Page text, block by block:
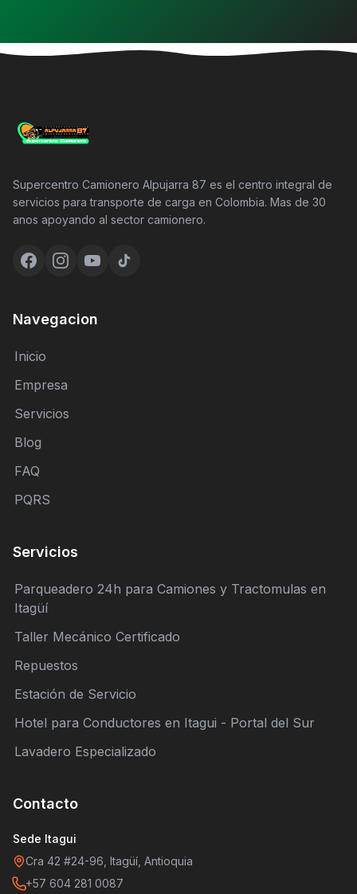
Supercentro Camionero Alpujarra 87 es el centro integral de
servicios para transporte de carga en Colombia. Mas de 30
anos apoyando al sector camionero.
Navegacion
Inicio
Empresa
Servicios
Blog
FAQ
PQRS
Servicios
Parqueadero 24h para Camiones y Tractomulas en
Itagüí
Taller Mecánico Certificado
Repuestos
Estación de Servicio
Hotel para Conductores en Itagui - Portal del Sur
Lavadero Especializado
Contacto
Sede Itagui
Cra 42 #24-96, Itagüí, Antioquia
+57 604 281 0087